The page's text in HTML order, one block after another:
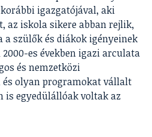
igazgatójával, aki
az iskola sikere abban rejlik,
szülők és diákok igényeinek
es években igazi arculata
és nemzetközi
olyan programokat vállalt
is egyedülállóak voltak az